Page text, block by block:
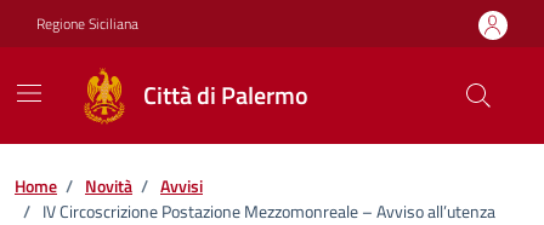
Vai ai contenuti
Vai al footer
Regione Siciliana
Città di Palermo
Home / Novità / Avvisi
/ IV Circoscrizione Postazione Mezzomonreale – Avviso all’utenza